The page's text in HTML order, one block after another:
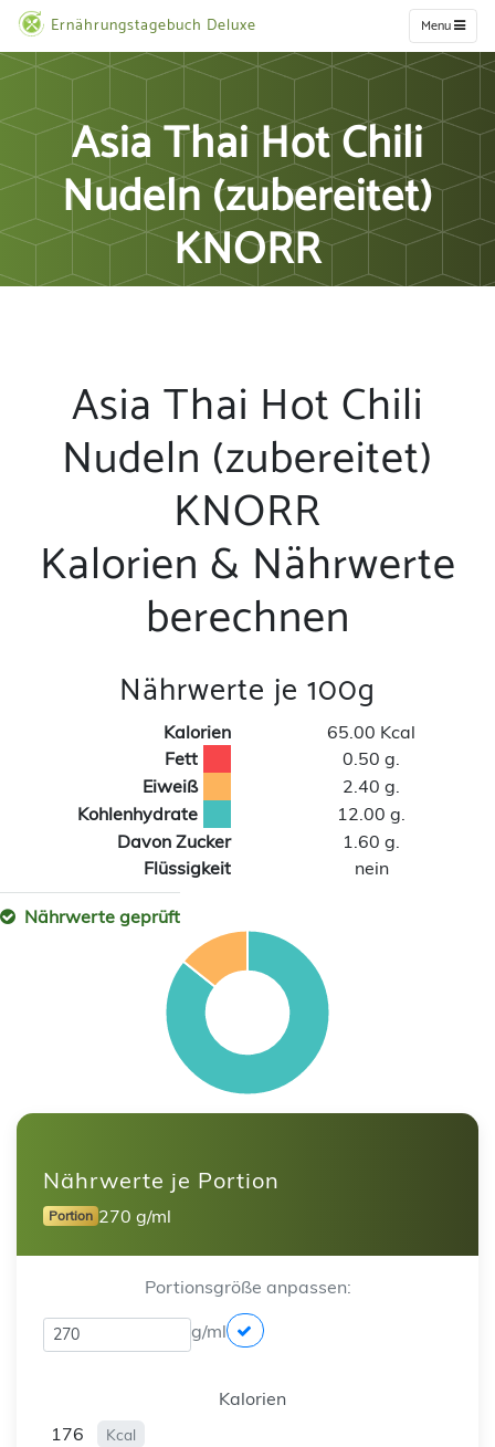
Ernährungstagebuch Deluxe Menu
Asia Thai Hot Chili
Nudeln (zubereitet)
KNORR
Asia Thai Hot Chili
Nudeln (zubereitet)
KNORR
Kalorien & Nährwerte
berechnen
Nährwerte je 100g
Kalorien
65.00 Kcal
Fett
0.50 g.
Eiweiß
2.40 g.
Kohlenhydrate
12.00 g.
Davon Zucker
1.60 g.
Flüssigkeit
nein
Nährwerte geprüft
Nährwerte je Portion
Portion 270 g/ml
Portionsgröße anpassen:
g/ml
Kalorien
176
Kcal